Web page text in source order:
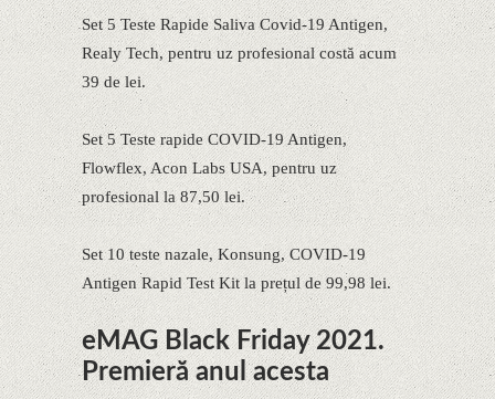
Set 5 Teste Rapide Saliva Covid-19 Antigen,
Realy Tech, pentru uz profesional costă acum
39 de lei.
Set 5 Teste rapide COVID-19 Antigen,
Flowflex, Acon Labs USA, pentru uz
profesional la 87,50 lei.
Set 10 teste nazale, Konsung, COVID-19
Antigen Rapid Test Kit la prețul de 99,98 lei.
eMAG Black Friday 2021.
Premieră anul acesta